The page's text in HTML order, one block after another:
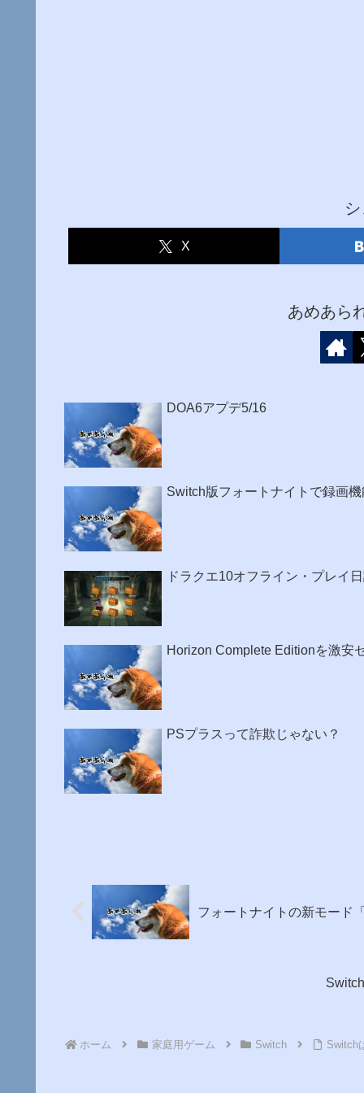
X
あめあら
DOA6アプデ5/16
Switch版フォートナイトで録画
ドラクエ10オフライン・プレイ
Horizon Complete Editionを激安
PSプラスって詐欺じゃない？
フォートナイトの新モード
ホーム 家庭用ゲーム Switch Switch